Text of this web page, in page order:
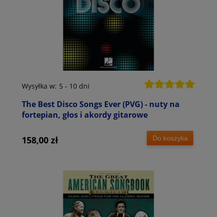
The Best Disco Songs Ever (PVG) - nuty na
fortepian, głos i akordy gitarowe
Wysyłka w: 5 - 10 dni
158,00 zł Do koszyka